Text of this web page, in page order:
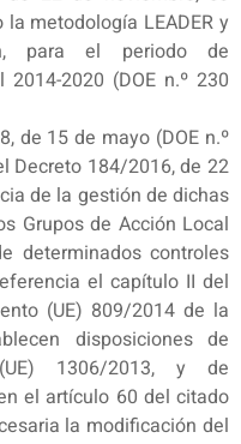
metodología LEADER y
para el periodo de
2020 (DOE n.º 230
de 15 de mayo (DOE n.º
Decreto 184/2016, de 22
de la gestión de dichas
Grupos de Acción Local
determinados controles
el capítulo II del
(UE) 809/2014 de la
disposiciones de
1306/2013, y de
el artículo 60 del citado
la modificación del